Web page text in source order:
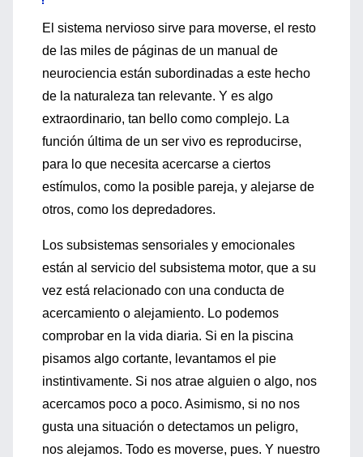
El sistema nervioso sirve para moverse, el resto
de las miles de páginas de un manual de
neurociencia están subordinadas a este hecho
de la naturaleza tan relevante. Y es algo
extraordinario, tan bello como complejo. La
función última de un ser vivo es reproducirse,
para lo que necesita acercarse a ciertos
estímulos, como la posible pareja, y alejarse de
otros, como los depredadores.
Los subsistemas sensoriales y emocionales
están al servicio del subsistema motor, que a su
vez está relacionado con una conducta de
acercamiento o alejamiento. Lo podemos
comprobar en la vida diaria. Si en la piscina
pisamos algo cortante, levantamos el pie
instintivamente. Si nos atrae alguien o algo, nos
acercamos poco a poco. Asimismo, si no nos
gusta una situación o detectamos un peligro,
nos alejamos. Todo es moverse, pues. Y nuestro